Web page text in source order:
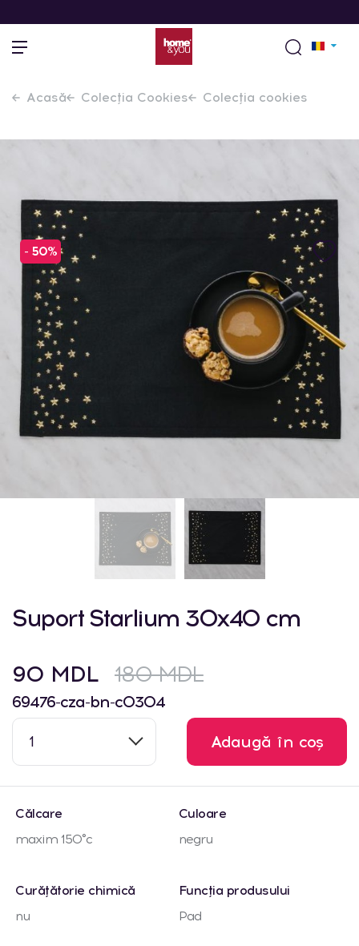
Acasă Colecția Cookies Colecția cookies
- 50%
Suport Starlium 30x40 cm
90 MDL 180 MDL
69476-cza-bn-c0304
1 Adaugă în coș
Călcare
maxim 150°c
Culoare
negru
Curățătorie chimică
nu
Funcția produsului
Pad